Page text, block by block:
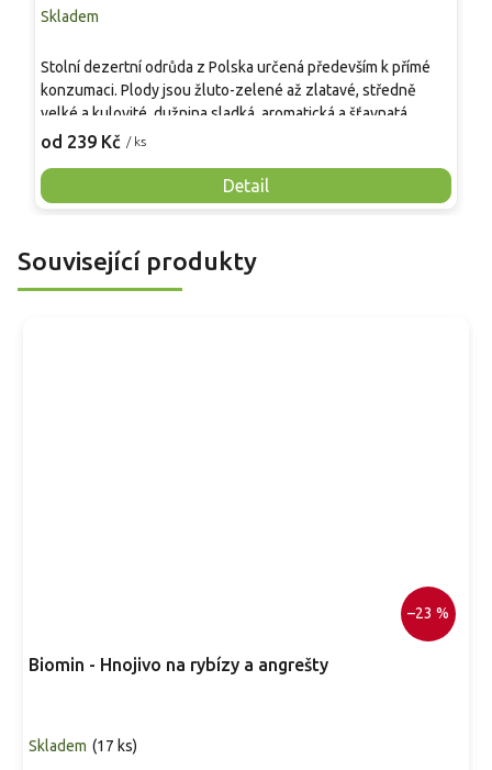
Skladem
od 239 Kč / ks
Detail
Stolní dezertní odrůda z Polska určená především k přímé
konzumaci. Plody jsou žluto-zelené až zlatavé, středně
velké a kulovité, dužnina sladká, aromatická a šťavnatá.
Dozrává velmi raně, sklizeň možná koncem srpna či
běžným chorobám, vhodná pro zahradní pěstování, domácí
využití a dekorativní popínavé vedení.
Související produkty
–23 %
Biomin - Hnojivo na rybízy a angrešty
Skladem (17 ks)